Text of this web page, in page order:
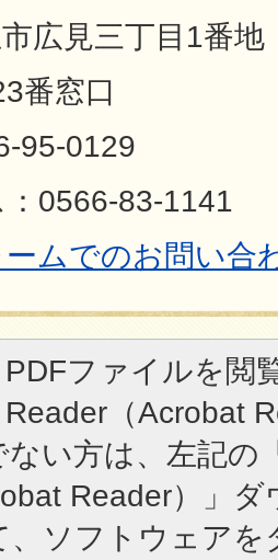
広見三丁目1番地
番窓口
95-0129
0566-83-1141
ームでのお問い合
PDFファイルを閲
Reader（Acrobat
い方は、左記の
Reader）」
、ソフトウェア